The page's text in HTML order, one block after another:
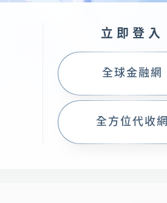
下載專區
立即登入
全球金融網
全方位代收網